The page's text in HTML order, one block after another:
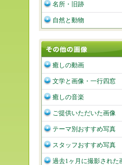
名所・旧跡
自然と動物
癒しの動画
文学と画像・一行四窓
癒しの音楽
ご提供いただいた画像
テーマ別おすすめ写真
スタッフおすすめ写真
過去1ヶ月に撮影された